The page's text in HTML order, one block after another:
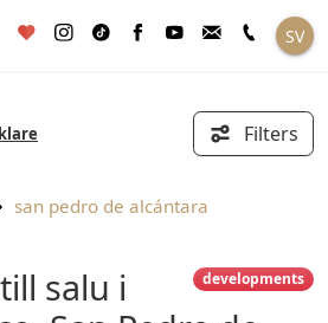
SV
Filters
san pedro de alcántara
developments